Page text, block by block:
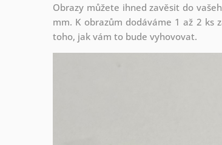
Obrazy můžete ihned zavěsit do
mm. K obrazům dodáváme 1 až 2 ks
toho, jak vám to bude vyhovovat.